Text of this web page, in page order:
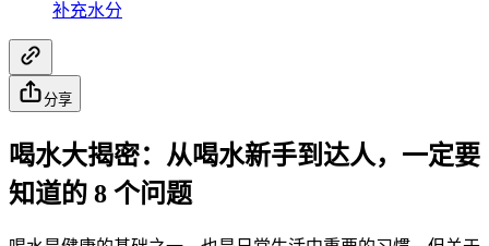
补充水分
分享
喝水大揭密：从喝水新手到达人，一定要
知道的 8 个问题